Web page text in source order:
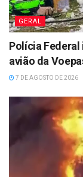
GERAL
Polícia Federal
avião da
7 DE AGOSTO DE 2026